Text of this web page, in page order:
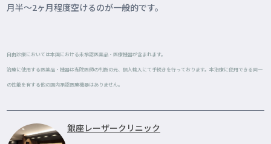
月半〜2ヶ月程度空けるのが一般的です。
自由診療においては本国における未承認医薬品・医療機器が含まれます。
治療に使用する医薬品・機器は当院医師の判断の元、個人輸入にて手続きを行っております。本治療に使用できる同一
の性能を有する他の国内承認医療機器はありません。
銀座レーザークリニック